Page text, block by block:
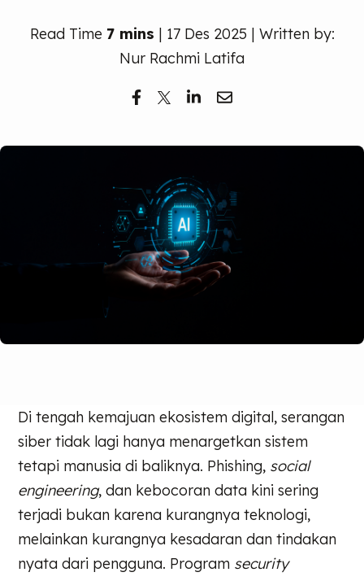
Read Time 7 mins | 17 Des 2025 | Written by:
Nur Rachmi Latifa
Di tengah kemajuan ekosistem digital, serangan
siber tidak lagi hanya menargetkan sistem
tetapi manusia di baliknya. Phishing, social
engineering, dan kebocoran data kini sering
terjadi bukan karena kurangnya teknologi,
melainkan kurangnya kesadaran dan tindakan
nyata dari pengguna. Program security